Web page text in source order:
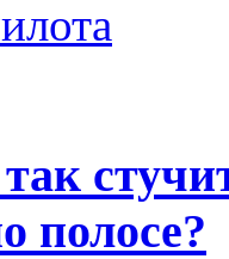
полосе?